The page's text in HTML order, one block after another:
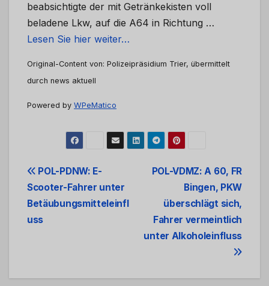
beabsichtigte der mit Getränkekisten voll
beladene Lkw, auf die A64 in Richtung …
Lesen Sie hier weiter…
Original-Content von: Polizeipräsidium Trier, übermittelt
durch news aktuell
Powered by WPeMatico
Beitrags-
Navigation
POL-VDMZ: A 60, FR
Bingen, PKW
überschlägt sich,
Fahrer vermeintlich
unter Alkoholeinfluss
POL-PDNW: E-
Scooter-Fahrer unter
Betäubungsmitteleinfl
uss